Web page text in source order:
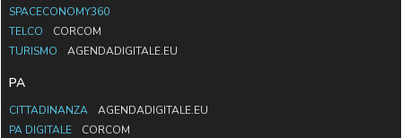
SPACECONOMY360
TELCO
CORCOM
TURISMO
AGENDADIGITALE.EU
PA
CITTADINANZA
AGENDADIGITALE.EU
PA DIGITALE
CORCOM